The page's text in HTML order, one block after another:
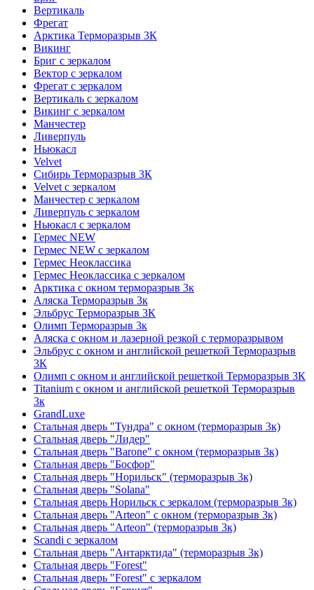
Вертикаль
Фрегат
Арктика Терморазрыв 3К
Викинг
Бриг с зеркалом
Вектор с зеркалом
Фрегат с зеркалом
Вертикаль с зеркалом
Викинг с зеркалом
Манчестер
Ливерпуль
Ньюкасл
Velvet
Сибирь Терморазрыв 3К
Velvet с зеркалом
Манчестер с зеркалом
Ливерпуль с зеркалом
Ньюкасл с зеркалом
Гермес NEW
Гермес NEW с зеркалом
Гермес Неоклассика
Гермес Неоклассика с зеркалом
Арктика с окном терморазрыв 3к
Аляска Терморазрыв 3к
Эльбрус Терморазрыв 3К
Олимп Терморазрыв 3к
Аляска с окном и лазерной резкой с терморазрывом
Эльбрус с окном и английской решеткой Терморазрыв
3К
Олимп с окном и английской решеткой Терморазрыв 3К
Titanium с окном и английской решеткой Терморазрыв
3к
GrandLuxe
Стальная дверь "Тундра" с окном (терморазрыв 3к)
Стальная дверь "Лидер"
Стальная дверь "Barone" с окном (терморазрыв 3к)
Стальная дверь "Босфор"
Стальная дверь "Норильск" (терморазрыв 3к)
Стальная дверь "Solana"
Стальная дверь Норильск с зеркалом (терморазрыв 3к)
Стальная дверь "Arteon" с окном (терморазрыв 3к)
Стальная дверь "Arteon" (терморазрыв 3к)
Scandi с зеркалом
Стальная дверь "Антарктида" (терморазрыв 3к)
Стальная дверь "Forest"
Стальная дверь "Forest" с зеркалом